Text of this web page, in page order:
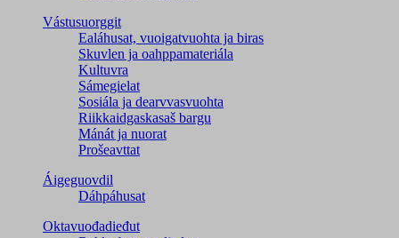
Vástusuorggit
Ealáhusat, vuoigatvuohta ja biras
Skuvlen ja oahppamateriála
Kultuvra
Sámegielat
Sosiála ja dearvvasvuohta
Riikkaidgaskasaš bargu
Mánát ja nuorat
Prošeavttat
Áigeguovdil
Dáhpáhusat
Oktavuođadieđut